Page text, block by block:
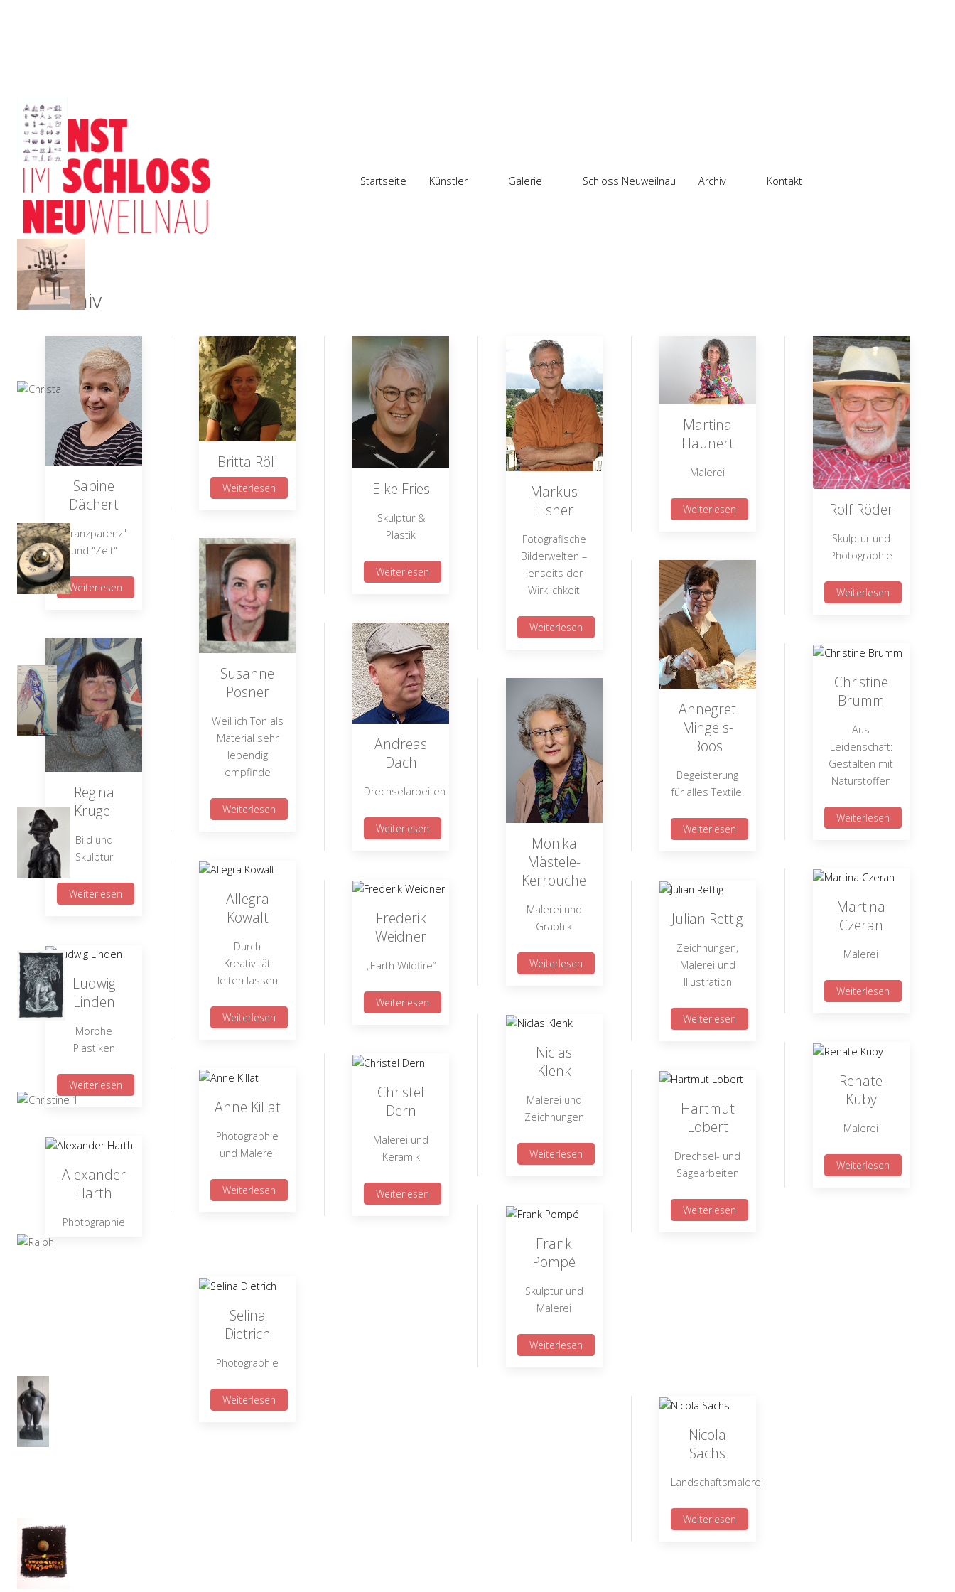
Startseite Künstler Galerie Schloss Neuweilnau Archiv Kontakt
Archiv
Sabine
Dächert
"Tranzparenz"
und "Zeit"
Weiterlesen
Britta Röll
Weiterlesen Elke Fries
Skulptur &
Plastik
Weiterlesen
Markus
Elsner
Fotografische
Bilderwelten –
jenseits der
Wirklichkeit
Weiterlesen
Martina
Haunert
Malerei
Weiterlesen Rolf Röder
Skulptur und
Photographie
Weiterlesen
Regina
Krugel
Bild und
Skulptur
Weiterlesen
Susanne
Posner
Weil ich Ton als
Material sehr
lebendig
empfinde
Weiterlesen
Andreas
Dach
Drechselarbeiten
Weiterlesen
Monika
Mästele-
Kerrouche
Malerei und
Graphik
Weiterlesen
Annegret
Mingels-
Boos
Begeisterung
für alles Textile!
Weiterlesen
Christine
Brumm
Aus
Leidenschaft:
Gestalten mit
Naturstoffen
Weiterlesen
Ludwig
Linden
Morphe
Plastiken
Weiterlesen
Allegra
Kowalt
Durch
Kreativität
leiten lassen
Weiterlesen
Frederik
Weidner
„Earth Wildfire“
Weiterlesen
Niclas
Klenk
Malerei und
Zeichnungen
Weiterlesen
Julian Rettig
Zeichnungen,
Malerei und
Illustration
Weiterlesen
Martina
Czeran
Malerei
Weiterlesen
Alexander
Harth
Photographie
Anne Killat
Photographie
und Malerei
Weiterlesen
Christel
Dern
Malerei und
Keramik
Weiterlesen
Frank
Pompé
Skulptur und
Malerei
Weiterlesen
Hartmut
Lobert
Drechsel- und
Sägearbeiten
Weiterlesen
Renate
Kuby
Malerei
Weiterlesen
Selina
Dietrich
Photographie
Weiterlesen
Nicola
Sachs
Landschaftsmalerei
Weiterlesen
Nächster Beitrag: Impressum
Weiter